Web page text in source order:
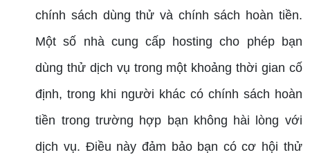
chính sách dùng thử và chính sách hoàn tiền.
Một số nhà cung cấp hosting cho phép bạn
dùng thử dịch vụ trong một khoảng thời gian cố
định, trong khi người khác có chính sách hoàn
tiền trong trường hợp bạn không hài lòng với
dịch vụ. Điều này đảm bảo bạn có cơ hội thử